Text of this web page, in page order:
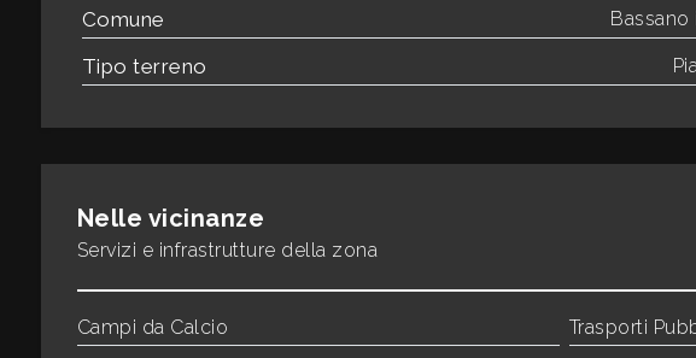
Comune Bassano
Tipo terreno
Nelle vicinanze
Servizi e infrastrutture della zona
Campi da Calcio Trasporti